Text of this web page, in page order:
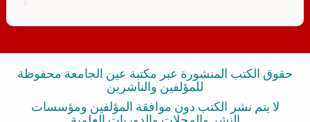
حقوق الكتب المنشورة عبر مكتبة عين الجامعة محفوظة
للمؤلفين والناشرين
لا يتم نشر الكتب دون موافقة المؤلفين ومؤسسات